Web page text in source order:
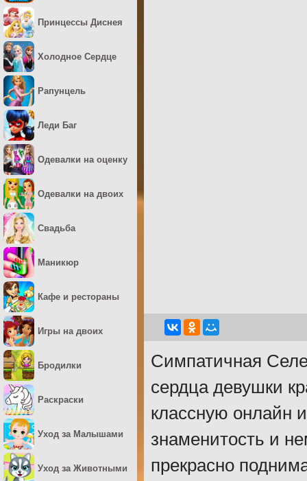
Симпатичная
сердца девушки
классную онлайн
знаменитость и
прекрасно
Принцессы Диснея
Холодное Сердце
Рапунцель
Леди Баг
Одевалки на оценку
Одевалки на двоих
Свадьба
Маникюр
Кафе и рестораны
Игры на двоих
Бродилки
Раскраски
Уход за Малышами
Уход за Животными